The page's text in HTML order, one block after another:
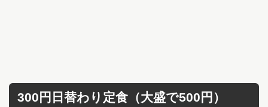
300円日替わり定食（大盛で500円）